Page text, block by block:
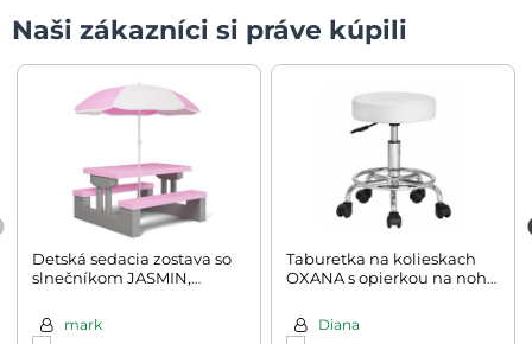
Naši zákazníci si práve kúpili
Detská sedacia zostava so
slnečníkom JASMIN,
šedá mark
Taburetka na kolieskach
OXANA s opierkou na nohy,
Diana